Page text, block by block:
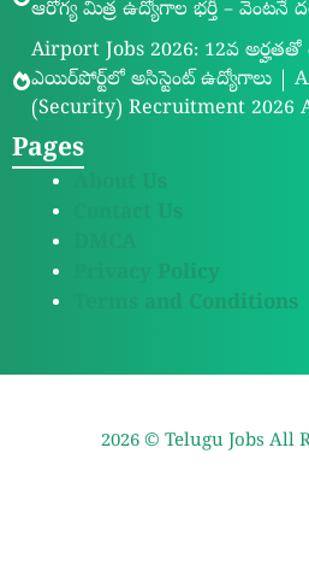
ఆరోగ్య మిత్ర ఉద్యోగాల భర్తీ – వెంటనే
Airport Jobs 2026: 12వ
ఎయిర్‌పోర్ట్‌లో అసిస్టెంట్ ఉద్యోగాలు |
(Security) Recruitment 2026
Pages
Privacy Policy
Terms and Conditions
2026 © Telugu Jobs All